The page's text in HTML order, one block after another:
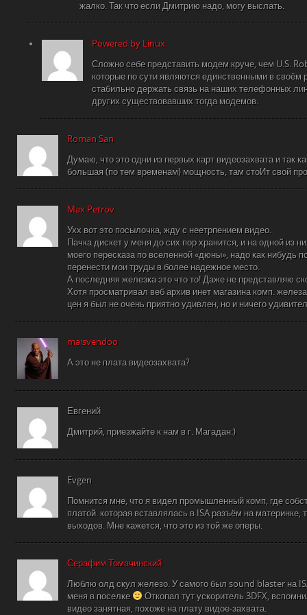
жалко. Так что если Дмитрию надо, могу выслать.
Powered by Linux
Сложно себе представить модем круче, чем U.S.
которые по сути являются единственными в
стабильно держать связь на наших телефонных
других существовавших тогда модемов.
Roman San
Думаю, что это одни из первых карт видеозахвата и так
большая (по тем временам) мощность, там стоИт свой
Max Petrov
Ухх вот это посылочка, жду с неетрпением видео.
Пачка дискет у меня до сих пор хранится, и на одной из
моего пересказа по вселенной «дюны», надо как нибудь
перенести мои труды в более надежное место.
А последняя железка это что то! Даже не представляю
Хотя просматривал веб архив инет магазина комп.
цен я был не очень приятно удивлен, но и ничего
maisvendoo
А это не плата видеозахвата?
Евгений
Дмитрий, приезжайте к нам в г. Магадан:)
Evgen
Помнится мне, что я видел промышленный комп, где
платой. которая вставлялась в ISA разъём на материнке,
выходов. Мне кажется, что это из той же оперы.
Серафим Томачинский
Люблю олд скул железо. У самого был sound blaster на
меня в поселке
Откопал тут ускоритель 3DFX,
видео занятная, похоже на плату видое-захвата.